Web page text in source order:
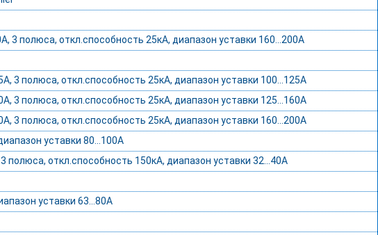
3 полюса, откл.способность 25кА, диапазон уставки 160…200А
3 полюса, откл.способность 25кА, диапазон уставки 100…125А
3 полюса, откл.способность 25кА, диапазон уставки 125…160А
3 полюса, откл.способность 25кА, диапазон уставки 160…200А
уставки 80...100А
откл.способность 150кА, диапазон уставки 32...40А
уставки 63...80А